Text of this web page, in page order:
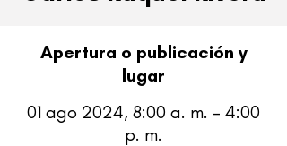
Apertura o publicación y
lugar
01 ago 2024, 8:00 a. m. – 4:00
p. m.